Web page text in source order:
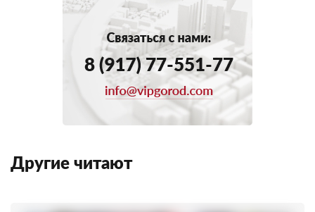
Другие читают